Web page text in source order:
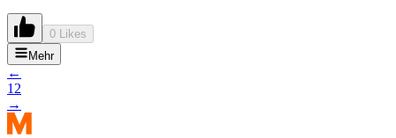
0 Likes
Mehr
←
1 2
→